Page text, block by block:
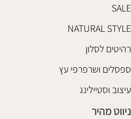
SALE
NATURAL STYLE
רהיטים לסלון
ספסלים ושרפרפי עץ
עיצוב וסטיילינג
ניווט מהיר